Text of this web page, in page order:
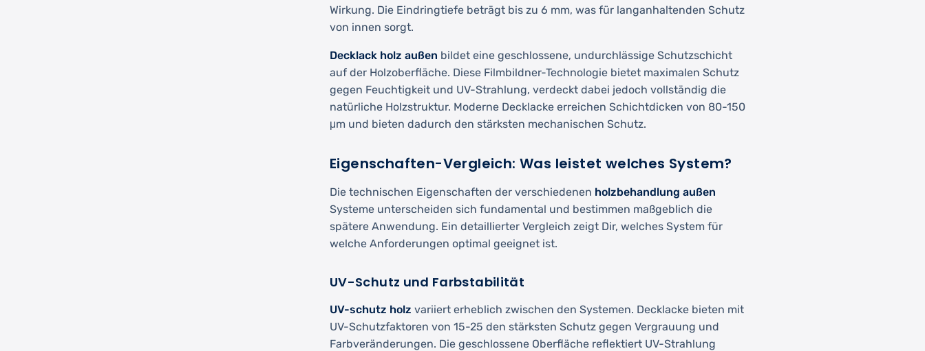
Wirkung. Die Eindringtiefe beträgt bis zu 6 mm, was für langanhaltenden Schutz
von innen sorgt.
Decklack holz außen bildet eine geschlossene, undurchlässige Schutzschicht
auf der Holzoberfläche. Diese Filmbildner-Technologie bietet maximalen Schutz
gegen Feuchtigkeit und UV-Strahlung, verdeckt dabei jedoch vollständig die
natürliche Holzstruktur. Moderne Decklacke erreichen Schichtdicken von 80-150
μm und bieten dadurch den stärksten mechanischen Schutz.
Eigenschaften-Vergleich: Was leistet welches System?
Die technischen Eigenschaften der verschiedenen holzbehandlung außen
Systeme unterscheiden sich fundamental und bestimmen maßgeblich die
spätere Anwendung. Ein detaillierter Vergleich zeigt Dir, welches System für
welche Anforderungen optimal geeignet ist.
UV-Schutz und Farbstabilität
UV-schutz holz variiert erheblich zwischen den Systemen. Decklacke bieten mit
UV-Schutzfaktoren von 15-25 den stärksten Schutz gegen Vergrauung und
Farbveränderungen. Die geschlossene Oberfläche reflektiert UV-Strahlung